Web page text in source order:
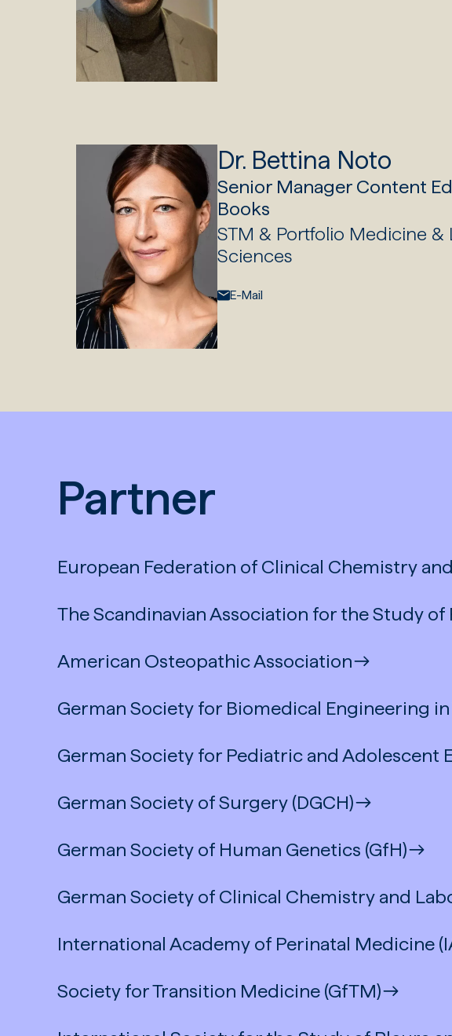
Dr. Bettina Noto
Senior Manager Content
Books
STM & Portfolio Medicine &
Sciences
E-Mail:
E-Mail
Partner
European Federation of Clinical Chemistry
The Scandinavian Association for the Study of
American Osteopathic Association
German Society for Biomedical Engineering in
German Society for Pediatric and Adolescent
German Society of Surgery (DGCH)
German Society of Human Genetics (GfH)
German Society of Clinical Chemistry and
International Academy of Perinatal Medicine
Society for Transition Medicine (GfTM)